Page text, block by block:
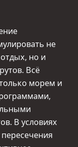
не
но и
Всё
морем и
В условиях